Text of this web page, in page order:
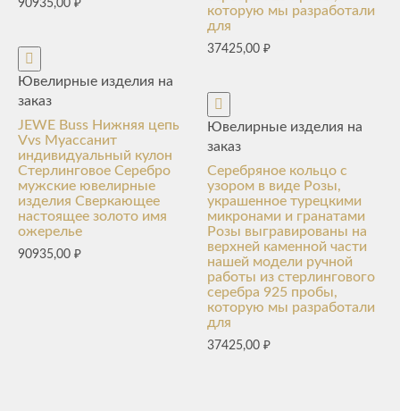
90935,00 ₽
Ювелирные изделия на
заказ
JEWE Buss Нижняя цепь
Vvs Муассанит
индивидуальный кулон
Стерлинговое Серебро
мужские ювелирные
изделия Сверкающее
настоящее золото имя
ожерелье
90935,00 ₽
которую мы разработали
для
37425,00₽
Ювелирные изделия на
заказ
Серебряное кольцо с
узором в виде Розы,
украшенное турецкими
микронами и гранатами
Розы выгравированы на
верхней каменной части
нашей модели ручной
работы из стерлингового
серебра 925 пробы,
которую мы разработали
для
37425,00₽